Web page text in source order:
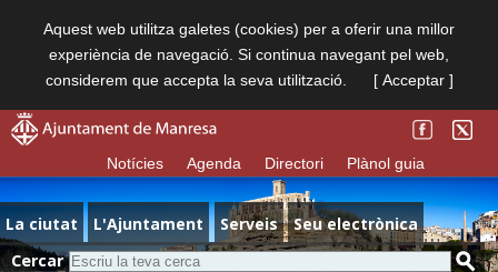
Aquest web utilitza galetes (cookies) per a oferir una millor
experiència de navegació. Si continua navegant pel web,
considerem que accepta la seva utilització.
[ Acceptar ]
Notícies Agenda Directori Plànol guia
La ciutat L'Ajuntament Serveis
Seu electrònica
Cercar